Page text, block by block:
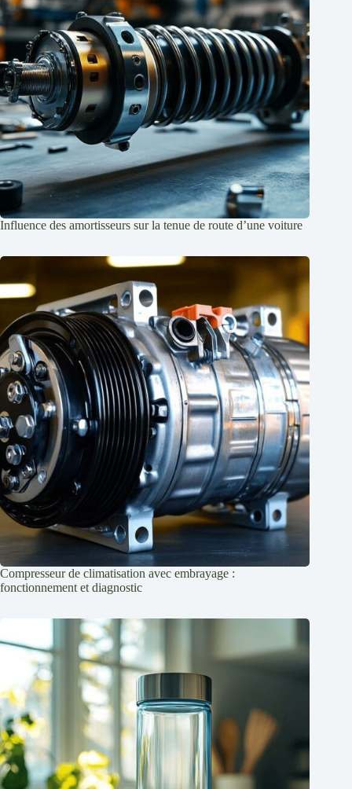
Influence des amortisseurs sur la tenue de route d’une voiture
Compresseur de climatisation avec embrayage :
fonctionnement et diagnostic